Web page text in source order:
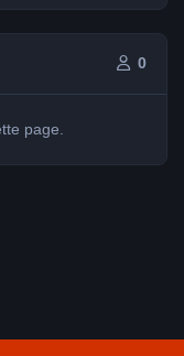
0
page.